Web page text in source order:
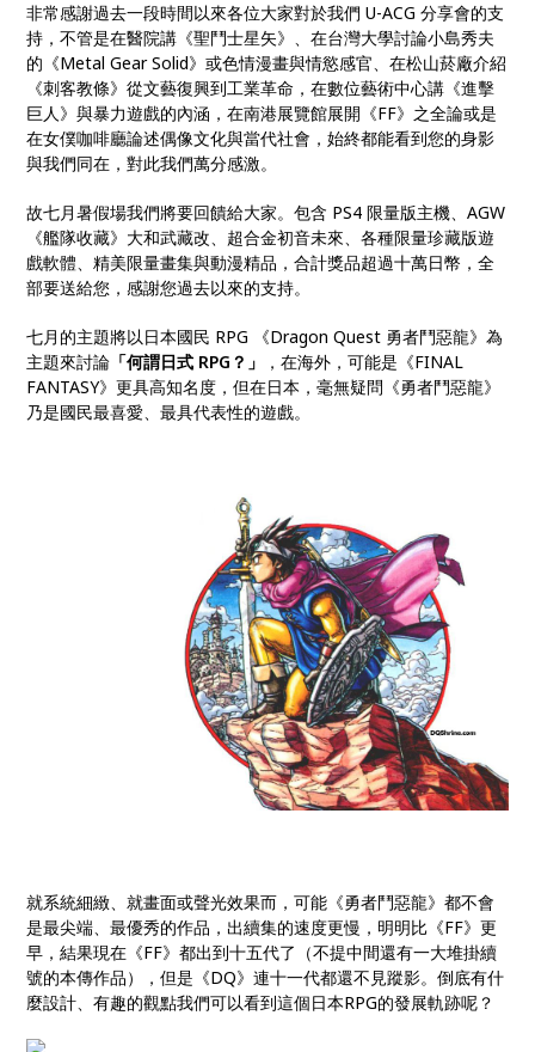
非常感謝過去一段時間以來各位大家對於我們 U-ACG 分享會的支
持，不管是在醫院講《聖鬥士星矢》、在台灣大學討論小島秀夫
的《Metal Gear Solid》或色情漫畫與情慾感官、在松山菸廠介紹
《刺客教條》從文藝復興到工業革命，在數位藝術中心講《進擊
巨人》與暴力遊戲的內涵，在南港展覽館展開《FF》之全論或是
在女僕咖啡廳論述偶像文化與當代社會，始終都能看到您的身影
與我們同在，對此我們萬分感激。
故七月暑假場我們將要回饋給大家。包含 PS4 限量版主機、AGW
《艦隊收藏》大和武藏改、超合金初音未來、各種限量珍藏版遊
戲軟體、精美限量畫集與動漫精品，合計獎品超過十萬日幣，全
部要送給您，感謝您過去以來的支持。
七月的主題將以日本國民 RPG 《Dragon Quest 勇者鬥惡龍》為
主題來討論 「何謂日式 RPG？」
，在海外，可能是《FINAL
FANTASY》更具高知名度，但在日本，毫無疑問《勇者鬥惡龍》
乃是國民最喜愛、最具代表性的遊戲。
就系統細緻、就畫面或聲光效果而，可能《勇者鬥惡龍》都不會
是最尖端、最優秀的作品，出續集的速度更慢，明明比《FF》更
早，結果現在《FF》都出到十五代了（不提中間還有一大堆掛續
號的本傳作品），但是《DQ》連十一代都還不見蹤影。倒底有什
麼設計、有趣的觀點我們可以看到這個日本RPG的發展軌跡呢？